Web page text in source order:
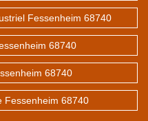
Fessenheim 68740
68740
68740
Fessenheim 68740